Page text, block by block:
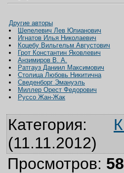
Другие авторы
Шепелевич Лев Юлианович
Игнатов Илья Николаевич
Коцебу Вильгельм Августович
Грот Константин Яковлевич
Анзимиров В. А.
Ратгауз Даниил Максимович
Столица Любовь Никитична
Сведенборг Эмануэль
Миллер Орест Федорович
Руссо Жан-Жак
Категория:
(11.11.2012)
Просмотров: